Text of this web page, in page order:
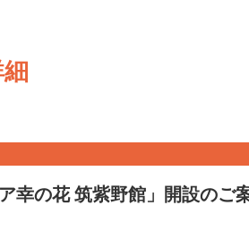
幸の花 筑紫野館」開設のご